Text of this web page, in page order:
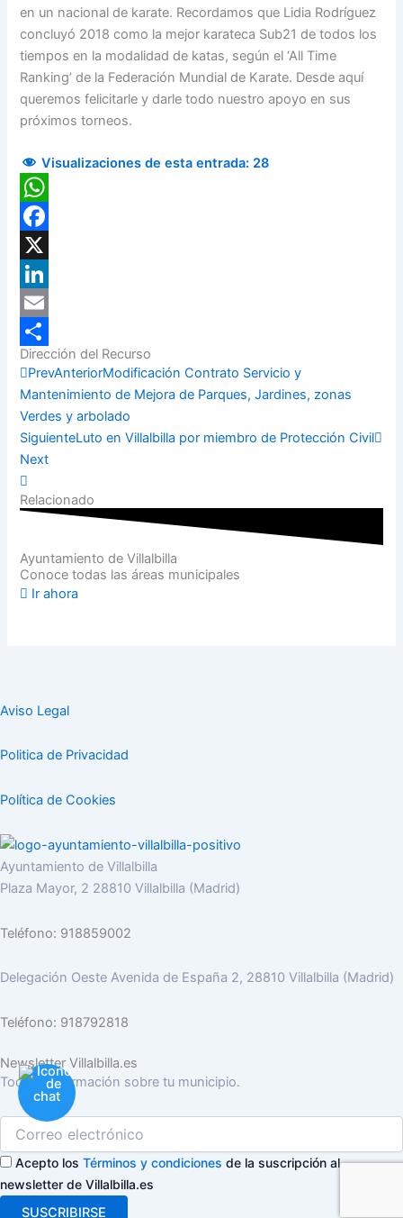
en un nacional de karate. Recordamos que Lidia Rodríguez
concluyó 2018 como la mejor karateca Sub21 de todos los
tiempos en la modalidad de katas, según el ‘All Time
Ranking’ de la Federación Mundial de Karate. Desde aquí
queremos felicitarle y darle todo nuestro apoyo en sus
próximos torneos.
Visualizaciones de esta entrada: 28
WhatsApp
Facebook
X
LinkedIn
Email
Compartir
Dirección del Recurso
PrevAnteriorModificación Contrato Servicio y
Mantenimiento de Mejora de Parques, Jardines, zonas
Verdes y arbolado
SiguienteLuto en Villalbilla por miembro de Protección Civil
Next
Relacionado
Ayuntamiento de Villalbilla
Conoce todas las áreas municipales
Ir ahora
Aviso Legal
Politica de Privacidad
Política de Cookies
Ayuntamiento de Villalbilla
Plaza Mayor, 2 28810 Villalbilla (Madrid)
Teléfono: 918859002
Delegación Oeste Avenida de España 2, 28810 Villalbilla (Madrid)
Teléfono: 918792818
Newsletter Villalbilla.es
Toda la información sobre tu municipio.
Acepto los Términos y condiciones de la suscripción al
newsletter de Villalbilla.es
SUSCRIBIRSE